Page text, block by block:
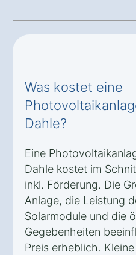
Was kostet eine
Dahle?
Eine
Dahle kostet im
inkl. Förderung. Die
Anlage, die Leistung
Solarmodule und die
Gegebenheiten
Preis erheblich.